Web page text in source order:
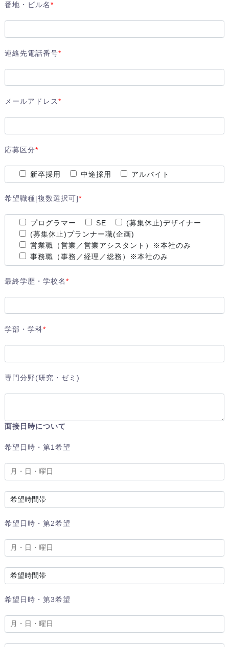
番地・ビル名*
連絡先電話番号*
メールアドレス*
応募区分*
新卒採用 中途採用 アルバイト
希望職種[複数選択可]*
プログラマー SE
(募集休止)デザイナー
(募集休止)プランナー職(企画)
営業職（営業／営業アシスタント）※本社のみ
事務職（事務／経理／総務）※本社のみ
最終学歴・学校名*
学部・学科*
専門分野(研究・ゼミ)
面接日時について
希望日時・第1希望
希望日時・第2希望
希望日時・第3希望